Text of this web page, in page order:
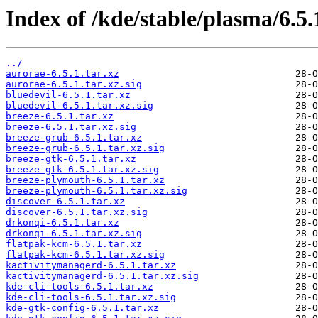
Index of /kde/stable/plasma/
../
aurorae-6.5.1.tar.xz
aurorae-6.5.1.tar.xz.sig
bluedevil-6.5.1.tar.xz
bluedevil-6.5.1.tar.xz.sig
breeze-6.5.1.tar.xz
breeze-6.5.1.tar.xz.sig
breeze-grub-6.5.1.tar.xz
breeze-grub-6.5.1.tar.xz.sig
breeze-gtk-6.5.1.tar.xz
breeze-gtk-6.5.1.tar.xz.sig
breeze-plymouth-6.5.1.tar.xz
breeze-plymouth-6.5.1.tar.xz.sig
discover-6.5.1.tar.xz
discover-6.5.1.tar.xz.sig
drkonqi-6.5.1.tar.xz
drkonqi-6.5.1.tar.xz.sig
flatpak-kcm-6.5.1.tar.xz
flatpak-kcm-6.5.1.tar.xz.sig
kactivitymanagerd-6.5.1.tar.xz
kactivitymanagerd-6.5.1.tar.xz.sig
kde-cli-tools-6.5.1.tar.xz
kde-cli-tools-6.5.1.tar.xz.sig
kde-gtk-config-6.5.1.tar.xz